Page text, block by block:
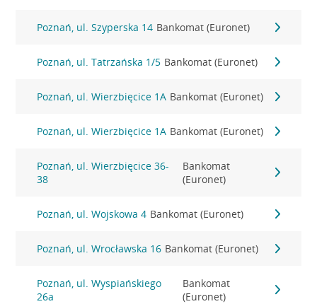
Poznań, ul. Szyperska 14 Bankomat (Euronet)
Poznań, ul. Tatrzańska 1/5 Bankomat (Euronet)
Poznań, ul. Wierzbięcice 1A Bankomat (Euronet)
Poznań, ul. Wierzbięcice 1A Bankomat (Euronet)
Poznań, ul. Wierzbięcice 36-
38
Bankomat
(Euronet)
Poznań, ul. Wojskowa 4 Bankomat (Euronet)
Poznań, ul. Wrocławska 16 Bankomat (Euronet)
Poznań, ul. Wyspiańskiego
26a
Bankomat
(Euronet)